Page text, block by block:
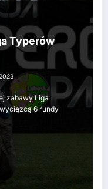
Typerów
zabawy Liga
6 rundy